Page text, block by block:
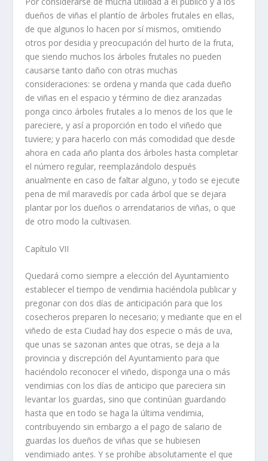
dueños de viñas el plantí­o de árboles frutales en ellas,
de que algunos lo hacen por sí­ mismos, omitiendo
otros por desidia y preocupación del hurto de la fruta,
que siendo muchos los árboles frutales no pueden
causarse tanto daño con otras muchas
consideraciones: se ordena y manda que cada dueño
de viñas en el espacio y término de diez aranzadas
ponga cinco árboles frutales a lo menos de los que le
pareciere, y así­ a proporción en todo el viñedo que
tuviere; y para hacerlo con más comodidad que desde
ahora en cada año planta dos árboles hasta completar
el número regular, reemplazándolo después
anualmente en caso de faltar alguno, y todo se ejecute
pena de mil maravedí­s por cada árbol que se dejara
plantar por los dueños o arrendatarios de viñas, o que
de otro modo la cultivasen.
Capí­tulo VII
Quedará como siempre a elección del Ayuntamiento
establecer el tiempo de vendimia haciéndola publicar y
pregonar con dos dí­as de anticipación para que los
cosecheros preparen lo necesario; y mediante que en el
viñedo de esta Ciudad hay dos especie o más de uva,
que unas se sazonan antes que otras, se deja a la
provincia y discrepción del Ayuntamiento para que
haciéndolo reconocer el viñedo, disponga una o más
vendimias con los dí­as de anticipo que pareciera sin
levantar los guardas, sino que continúan guardando
hasta que en todo se haga la última vendimia,
contribuyendo sin embargo a el pago de salario de
guardas los dueños de viñas que se hubiesen
vendimiado antes. Y se prohí­be absolutamente el que